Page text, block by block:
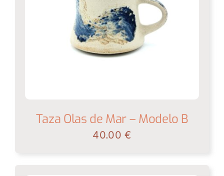
Taza Olas de Mar – Modelo B
40.00€